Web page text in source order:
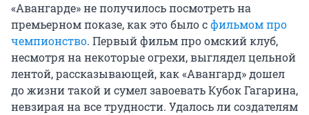
«Авангарде» не получилось посмотреть на
премьерном показе, как это было сфильмом про
чемпионство. Первый фильм про омский клуб,
несмотря на некоторые огрехи, выглядел цельной
лентой, рассказывающей, как «Авангард» дошел
до жизни такой и сумел завоевать Кубок Гагарина,
невзирая на все трудности. Удалось ли создателям